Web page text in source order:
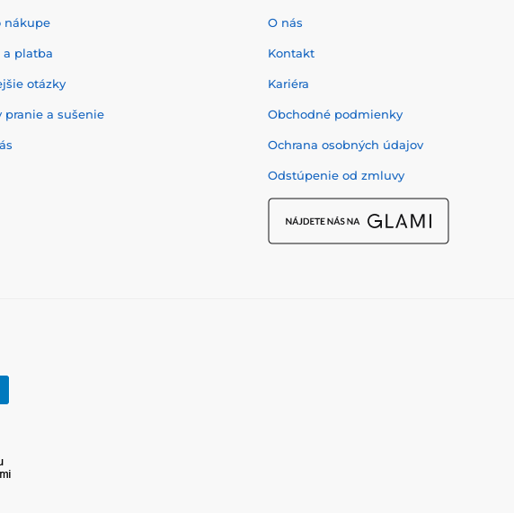
nákupe
a platba
otázky
pranie a sušenie
O nás
Kontakt
Kariéra
Obchodné podmienky
Ochrana osobných údajov
Odstúpenie od zmluvy